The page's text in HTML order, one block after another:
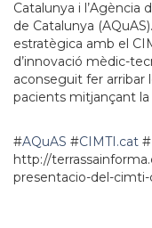
Catalunya i l’Agència
de Catalunya
estratègica amb el
d’innovació mèdic-
aconseguit fer arribar
pacients mitjançant la
#AQuAS #CIMTI.cat #
http://
presentacio-del-